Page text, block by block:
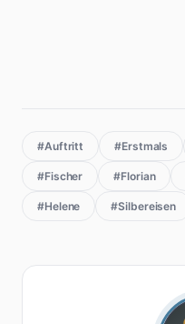
#Auftritt #Erstmals
#Fischer #Florian
#Helene #Silbereisen